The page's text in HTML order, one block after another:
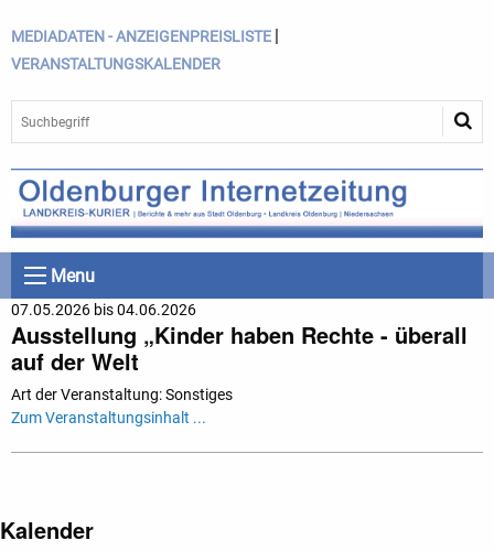
MEDIADATEN - ANZEIGENPREISLISTE |
VERANSTALTUNGSKALENDER
Menu
07.05.2026 bis 04.06.2026
Ausstellung „Kinder haben Rechte - überall
auf der Welt
Art der Veranstaltung: Sonstiges
Zum Veranstaltungsinhalt ...
Kalender